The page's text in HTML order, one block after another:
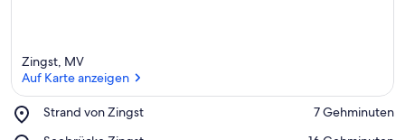
Zingst, MV
Auf Karte anzeigen
Strand von Zingst
Place,
‪7 Gehminuten‬